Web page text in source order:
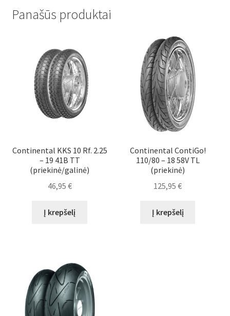
Panašūs produktai
Continental KKS 10 Rf. 2.25
– 19 41B TT
(priekinė/galinė)
46,95 €
Į krepšelį
Continental ContiGo!
110/80 – 18 58V TL
(priekinė)
125,95€
Į krepšelį